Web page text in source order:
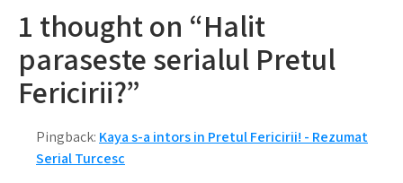
articole
1 thought on “Halit
paraseste serialul Pretul
Fericirii?”
Pingback: Kaya s-a intors in Pretul Fericirii! - Rezumat
Serial Turcesc